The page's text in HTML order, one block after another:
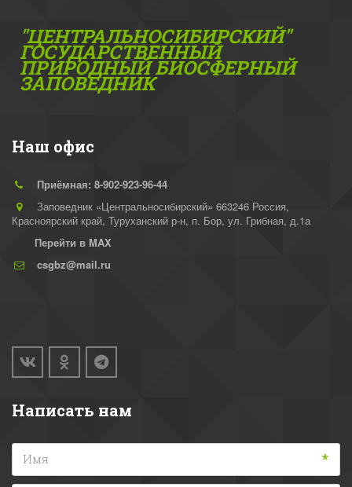
"ЦЕНТРАЛЬНОСИБИРСКИЙ"
ГОС­УДАРСТВЕННЫЙ
ПРИРОДНЫЙ БИОСФЕРНЫЙ
ЗАПОВЕДНИК
Наш офис
Приёмная: 8-902-923-96-44
Заповедник «Центральносибирский» 663246 Россия,
Красноярский край, Туруханский р-н, п. Бор, ул. Грибная, д.1а
Перейти в MAX
csgbz@mail.ru
Написать нам
*